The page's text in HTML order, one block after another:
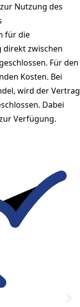
Nutzung des
für die
zwischen
Für den
Kosten. Bei
wird der Vertrag
Dabei
Verfügung.